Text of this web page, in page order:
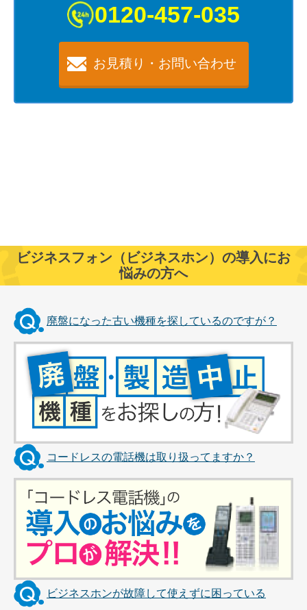
0120-457-035
お見積り・お問い合わせ
ビジネスフォン（ビジネスホン）の導入にお
悩みの方へ
廃盤になった古い機種を探しているのですが？
コードレスの電話機は取り扱ってますか？
ビジネスホンが故障して使えずに困っている